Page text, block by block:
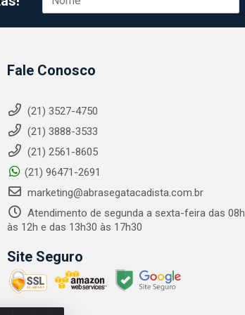
Fale Conosco
(21) 3527-4750
(21) 3888-3533
(21) 2561-8605
(21) 96471-2691
marketing@abrasegatacadista.com.br
Atendimento de segunda a sexta-feira das 08h
às 12h e das 13h30 às 17h30
Site Seguro